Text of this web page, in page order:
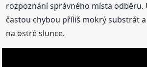
rozpoznání správného místa odběru.
častou chybou příliš mokrý substrát
na ostré slunce.